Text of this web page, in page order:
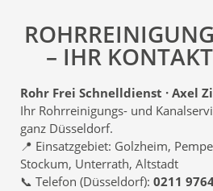
– IHR
Rohr Frei Schnelldienst · Axel
Ihr Rohrreinigungs- und
ganz Düsseldorf.
📍 Einsatzgebiet: Golzheim,
Stockum, Unterrath, Altstadt
📞 Telefon (Düsseldorf): 0211